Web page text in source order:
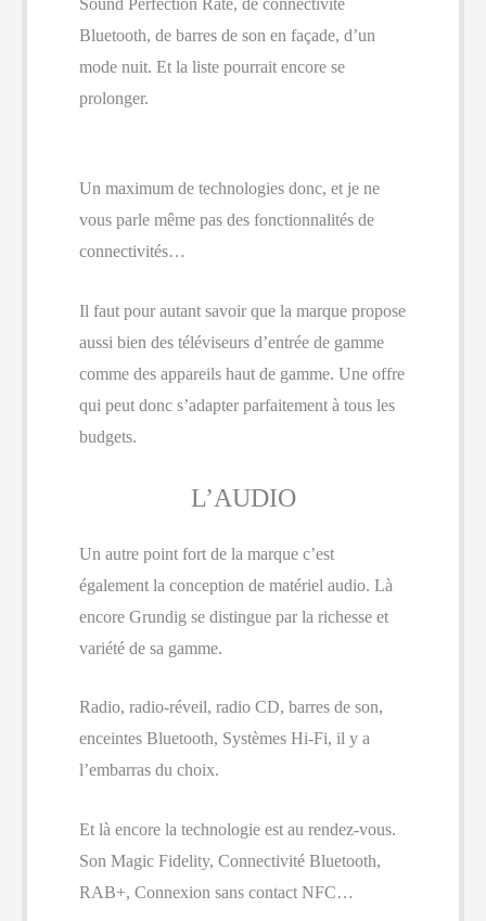
Bluetooth, de barres de son en façade, d’un
mode nuit. Et la liste pourrait encore se
prolonger.
Un maximum de technologies donc, et je ne
vous parle même pas des fonctionnalités de
connectivités…
Il faut pour autant savoir que la marque propose
aussi bien des téléviseurs d’entrée de gamme
comme des appareils haut de gamme. Une offre
qui peut donc s’adapter parfaitement à tous les
budgets.
L’AUDIO
Un autre point fort de la marque c’est
également la conception de matériel audio. Là
encore Grundig se distingue par la richesse et
variété de sa gamme.
Radio, radio-réveil, radio CD, barres de son,
enceintes Bluetooth, Systèmes Hi-Fi, il y a
l’embarras du choix.
Et là encore la technologie est au rendez-vous.
Son Magic Fidelity, Connectivité Bluetooth,
RAB+, Connexion sans contact NFC…